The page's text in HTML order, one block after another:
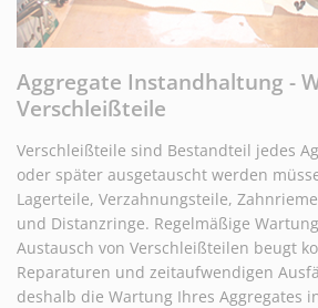
Aggregate Instandhaltung -
Verschleißteile
Verschleißteile sind Bestandteil jedes
oder später ausgetauscht werden
Lagerteile, Verzahnungsteile,
und Distanzringe. Regelmäßige
Austausch von Verschleißteilen beugt
Reparaturen und zeitaufwendigen
deshalb die Wartung Ihres Aggregates